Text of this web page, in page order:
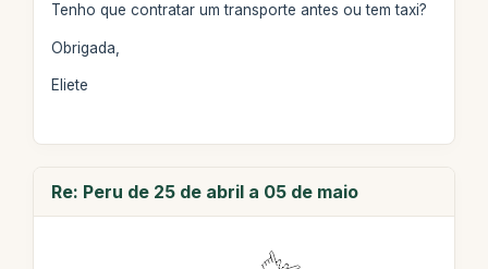
Tenho que contratar um transporte antes ou tem taxi?
Obrigada,
Eliete
Re: Peru de 25 de abril a 05 de maio